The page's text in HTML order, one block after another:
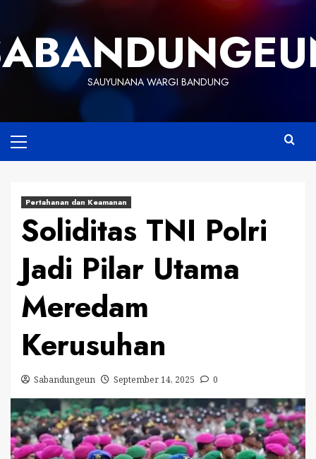
content
SAUYUNANA WARGI BANDUNG
Menu
Pertahanan dan Keamanan
Soliditas TNI Polri
Jadi Pilar Utama
Meredam
Kerusuhan
Sabandungeun September 14, 2025 0